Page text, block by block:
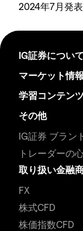
2024年7月発表
IG証券について
マーケット情
学習コンテンツ
その他
IG証券 ブラン
トレーダーの
取り扱い金融
FX
株式CFD
株価指数CFD